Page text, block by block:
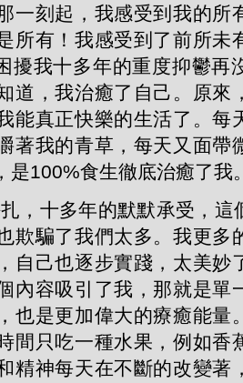
一刻起，我感受到我的所
所有！我感受到了前所未
擾我十多年的重度抑鬱再
道，我治癒了自己。原來
能真正快樂的生活了。每
著我的青草，每天又面帶
是100%食生徹底治癒了我
，十多年的默默承受，這
欺騙了我們太多。我更多
自己也逐步實踐，太美妙
內容吸引了我，那就是單
也是更加偉大的療癒能量
間只吃一種水果，例如香
精神每天在不斷的改變著